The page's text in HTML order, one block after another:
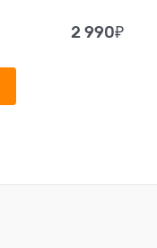
2 990₽